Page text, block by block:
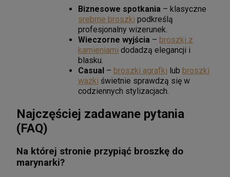
Biznesowe spotkania – klasyczne
srebrne broszki podkreślą
profesjonalny wizerunek.
Wieczorne wyjścia – broszki z
kamieniami dodadzą elegancji i
blasku.
Casual – broszki agrafki lub broszki
ważki świetnie sprawdzą się w
codziennych stylizacjach.
Najczęściej zadawane pytania
(FAQ)
Na której stronie przypiąć broszkę do
marynarki?